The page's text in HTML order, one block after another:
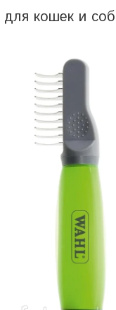
для кошек и